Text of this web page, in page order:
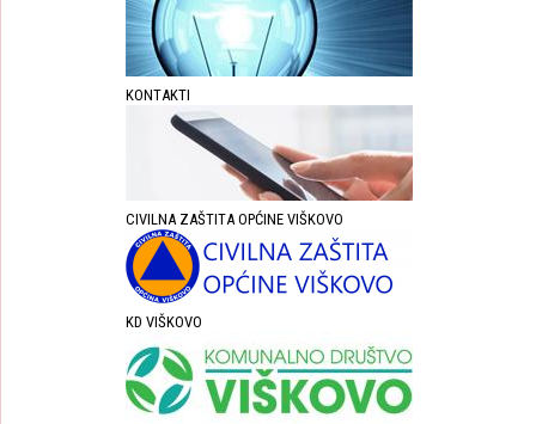
KONTAKTI
CIVILNA ZAŠTITA OPĆINE VIŠKOVO
KD VIŠKOVO